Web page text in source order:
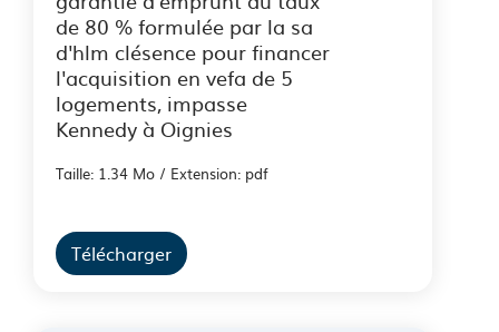
de 80 % formulée par la sa
d'hlm clésence pour financer
l'acquisition en vefa de 5
logements, impasse
Kennedy à Oignies
Taille: 1.34 Mo / Extension: pdf
Télécharger